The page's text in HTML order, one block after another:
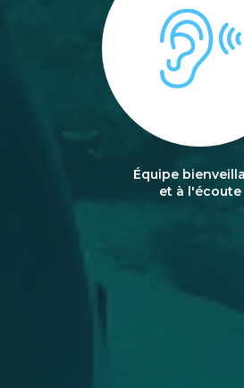
Équipe
et à l'écoute